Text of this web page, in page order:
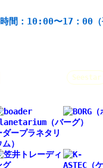
間：10:00〜17：00（
Seestar